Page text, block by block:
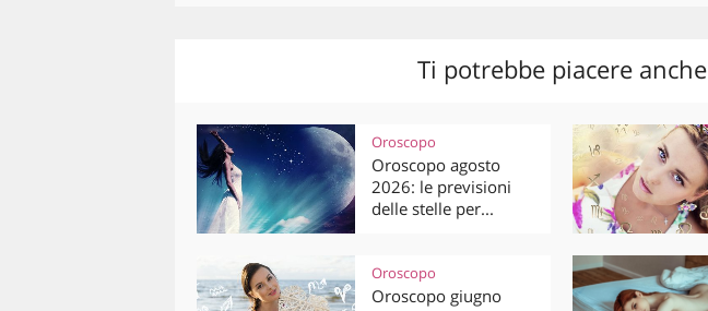
Ti potrebbe piacere anche
Oroscopo
Oroscopo agosto
2026: le previsioni
delle stelle per...
Oroscopo
Oroscopo giugno